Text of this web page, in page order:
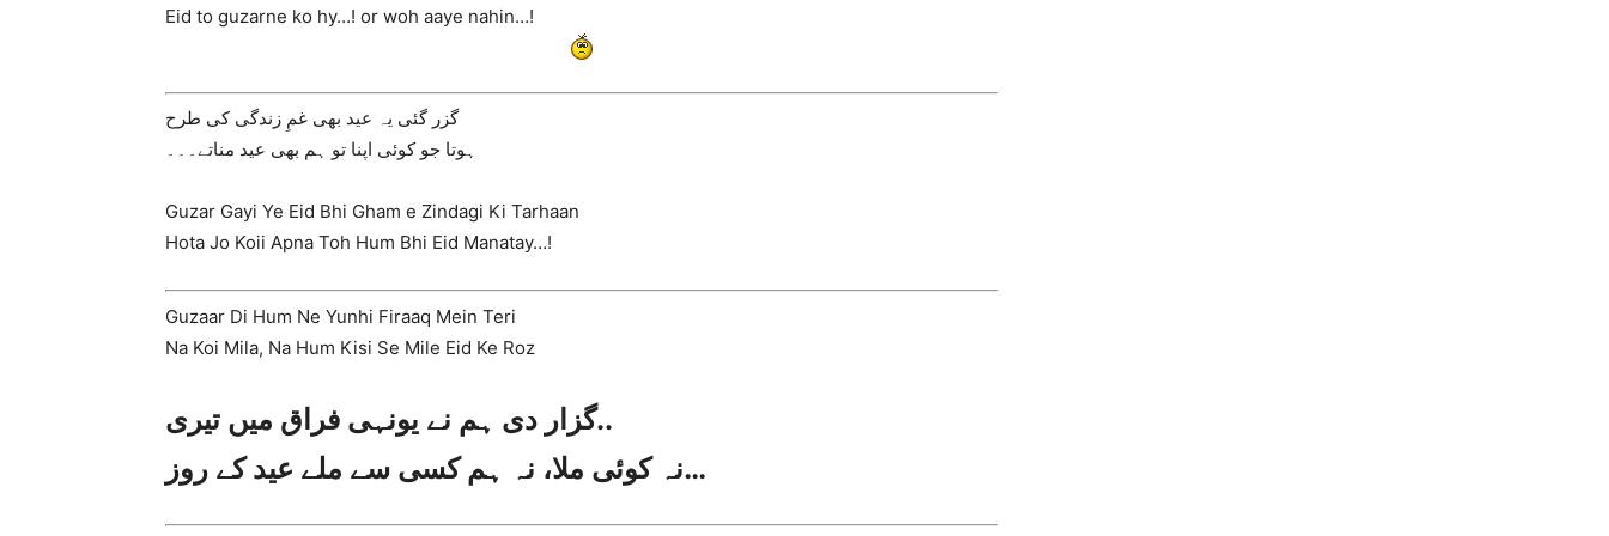
Eid to guzarne ko hy…! or woh aaye nahin…!
گزر گئی یہ عید بھی غمِ زندگی کی طرح
ہوتا جو کوئی اپنا تو ہم بھی عید مناتے۔۔۔
Guzar Gayi Ye Eid Bhi Gham e Zindagi Ki Tarhaan
Hota Jo Koii Apna Toh Hum Bhi Eid Manatay…!
Guzaar Di Hum Ne Yunhi Firaaq Mein Teri
Na Koi Mila, Na Hum Kisi Se Mile Eid Ke Roz
گزار دی ہم نے یونہی فراق میں تیری..
نہ کوئی ملا، نہ ہم کسی سے ملے عید کے روز…